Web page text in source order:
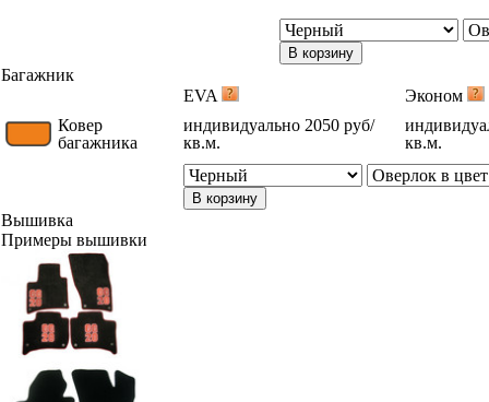
В корзину
Багажник
EVA
Эконом
Ковер
багажника
индивидуально 2050 руб/
кв.м.
кв.м.
В корзину
Вышивка
Примеры вышивки